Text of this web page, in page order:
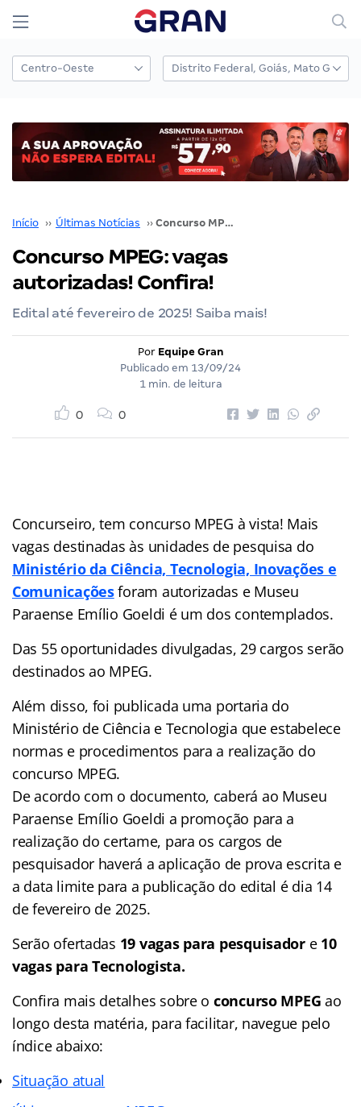
Início ›› Últimas Notícias ›› Concurso MPEG: vagas autorizadas! Confira!
Concurso MPEG: vagas
autorizadas! Confira!
Edital até fevereiro de 2025! Saiba mais!
Por Equipe Gran
Publicado em 13/09/24
1 min. de leitura
0 0
Concurseiro, tem concurso MPEG à vista! Mais
vagas destinadas às unidades de pesquisa do
Ministério da Ciência, Tecnologia, Inovações e
Comunicaçõesforam autorizadas e Museu
Paraense Emílio Goeldi é um dos contemplados.
Das 55 oportunidades divulgadas, 29 cargos serão
destinados ao MPEG.
Além disso, foi publicada uma portaria do
Ministério de Ciência e Tecnologia que estabelece
normas e procedimentos para a realização do
concurso MPEG.
De acordo com o documento, caberá ao Museu
Paraense Emílio Goeldi a promoção para a
realização do certame, para os cargos de
pesquisador haverá a aplicação de prova escrita e
a data limite para a publicação do edital é dia 14
de fevereiro de 2025.
Serão ofertadas 19 vagas para pesquisadore10
vagas para Tecnologista.
Confira mais detalhes sobre o concurso MPEGao
longo desta matéria, para facilitar, navegue pelo
índice abaixo:
Situação atual